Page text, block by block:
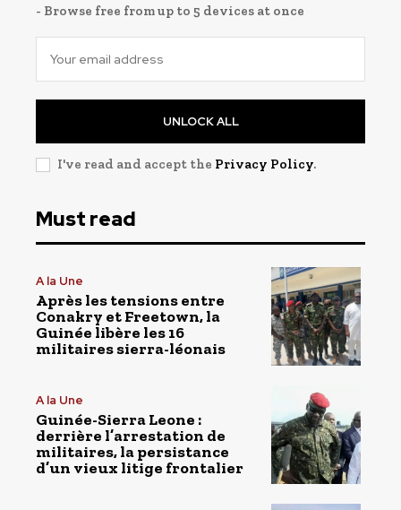
- Browse free from up to 5 devices at once
UNLOCK ALL
I've read and accept the Privacy Policy.
Must read
A la Une
Après les tensions entre
Conakry et Freetown, la
Guinée libère les 16
militaires sierra-léonais
A la Une
Guinée-Sierra Leone :
derrière l’arrestation de
militaires, la persistance
d’un vieux litige frontalier